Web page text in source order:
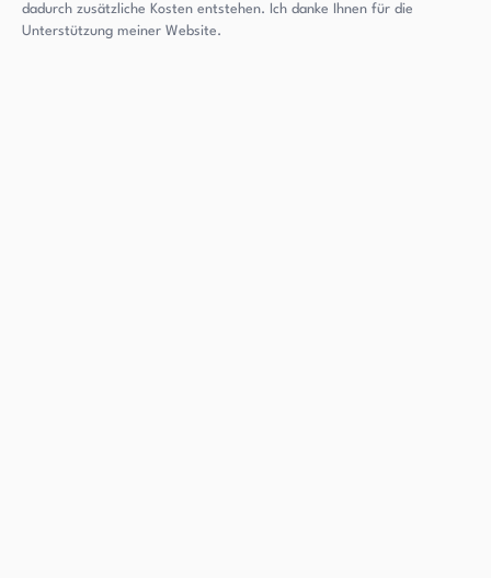
dadurch zusätzliche Kosten entstehen. Ich danke Ihnen für die
Unterstützung meiner Website.